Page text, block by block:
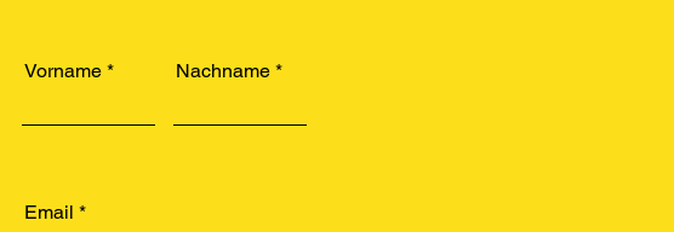
Vorname Nachname
Email